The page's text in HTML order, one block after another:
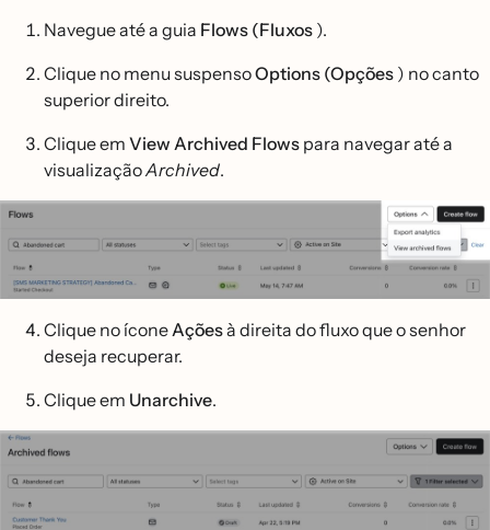
Navegue até a guia Flows (Fluxos ).
Clique no menu suspensoOptions (Opções ) no canto
superior direito.
Clique em View Archived Flows para navegar até a
visualizaçãoArchived.
Clique no íconeAçõesà direita do fluxo que o senhor
deseja recuperar.
Clique em Unarchive.